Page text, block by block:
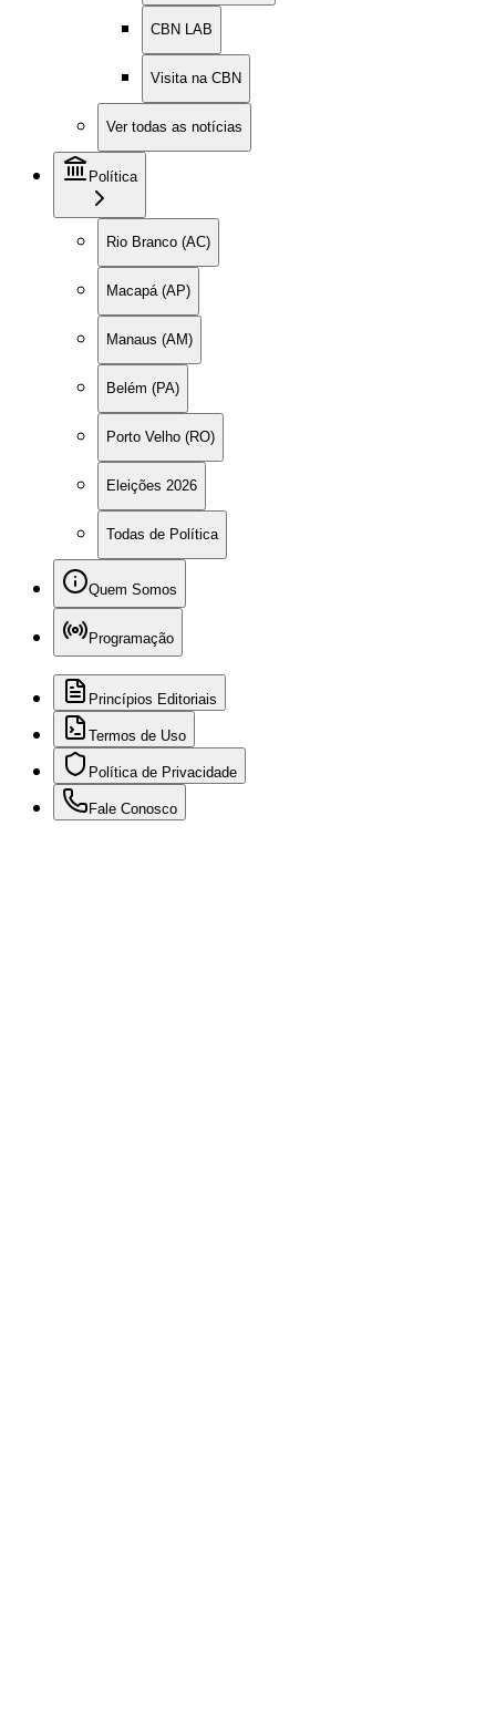
CBN LAB
Visita na CBN
Ver todas as notícias
Política
Rio Branco (AC)
Macapá (AP)
Manaus (AM)
Belém (PA)
Porto Velho (RO)
Eleições 2026
Todas de Política
Quem Somos
Programação
Princípios Editoriais
Termos de Uso
Política de Privacidade
Fale Conosco